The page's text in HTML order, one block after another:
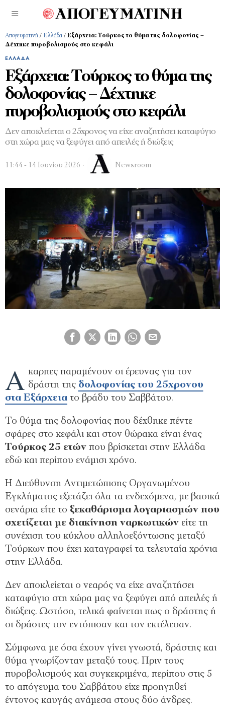
Απογευματινή / Ελλάδα / Εξάρχεια: Τούρκος το θύμα της δολοφονίας –
Δέχτηκε πυροβολισμούς στο κεφάλι
ΕΛΛΆΔΑ
Εξάρχεια: Τούρκος το θύμα της
δολοφονίας – Δέχτηκε
πυροβολισμούς στο κεφάλι
Δεν αποκλείεται ο 25χρονος να είχε αναζητήσει καταφύγιο
στη χώρα μας να ξεφύγει από απειλές ή διώξεις
11:44 - 14 Ιουνίου 2026 Newsroom
Α καρπες παραμένουν οι έρευνας για τον
δράστη της δολοφονίας του 25χρονου
στα Εξάρχεια το βράδυ του Σαββάτου.
Το θύμα της δολοφονίας που δέχθηκε πέντε
σφάρες στο κεφάλι και στον θώρακα είναι ένας
Τούρκος 25 ετών που βρίσκεται στην Ελλάδα
εδώ και περίπου ενάμισι χρόνο.
Η Διεύθυνση Αντιμετώπισης Οργανωμένου
Εγκλήματος εξετάζει όλα τα ενδεχόμενα, με βασικά
σενάρια είτε το ξεκαθάρισμα λογαριασμών που
σχετίζεται με διακίνηση ναρκωτικών είτε τη
συνέχιση του κύκλου αλληλοεξόντωσης μεταξύ
Τούρκων που έχει καταγραφεί τα τελευταία χρόνια
στην Ελλάδα.
Δεν αποκλείεται ο νεαρός να είχε αναζητήσει
καταφύγιο στη χώρα μας να ξεφύγει από απειλές ή
διώξεις. Ωστόσο, τελικά φαίνεται πως ο δράστης ή
οι δράστες τον εντόπισαν και τον εκτέλεσαν.
Σύμφωνα με όσα έχουν γίνει γνωστά, δράστης και
θύμα γνωρίζονταν μεταξύ τους. Πριν τους
πυροβολισμούς και συγκεκριμένα, περίπου στις 5
το απόγευμα του Σαββάτου είχε προηγηθεί
έντονος καυγάς ανάμεσα στους δύο άνδρες.